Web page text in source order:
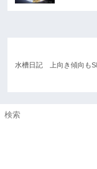
水槽日記 上向き傾向も